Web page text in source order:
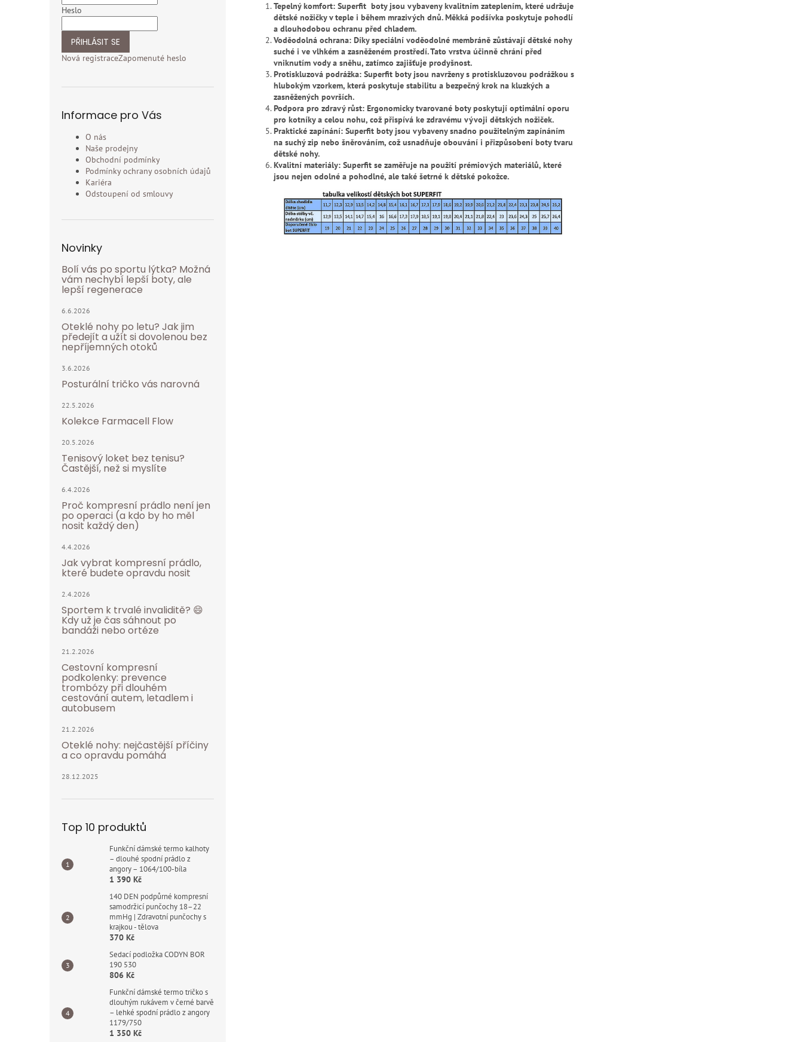
Heslo
PŘIHLÁSIT SE
Nová registraceZapomenuté heslo
Informace pro Vás
O nás
Naše prodejny
Obchodní podmínky
Podmínky ochrany osobních údajů
Kariéra
Odstoupení od smlouvy
Novinky
Bolí vás po sportu lýtka? Možná
vám nechybí lepší boty, ale
lepší regenerace
6.6.2026
Oteklé nohy po letu? Jak jim
předejít a užít si dovolenou bez
nepříjemných otoků
3.6.2026
Posturální tričko vás narovná
22.5.2026
Kolekce Farmacell Flow
20.5.2026
Tenisový loket bez tenisu?
Častější, než si myslíte
6.4.2026
Proč kompresní prádlo není jen
po operaci (a kdo by ho měl
nosit každý den)
4.4.2026
Jak vybrat kompresní prádlo,
které budete opravdu nosit
2.4.2026
Sportem k trvalé invaliditě? 😄
Kdy už je čas sáhnout po
bandáži nebo ortéze
21.2.2026
Cestovní kompresní
podkolenky: prevence
trombózy při dlouhém
cestování autem, letadlem i
autobusem
21.2.2026
Oteklé nohy: nejčastější příčiny
a co opravdu pomáhá
28.12.2025
Top 10 produktů
Funkční dámské termo kalhoty
– dlouhé spodní prádlo z
angory – 1064/100-bíla
1 390 Kč
140 DEN podpůrné kompresní
samodržicí punčochy 18–22
mmHg | Zdravotní punčochy s
krajkou - tělova
370 Kč
Sedací podložka CODYN BOR
190 530
806 Kč
Funkční dámské termo tričko s
dlouhým rukávem v černé barvě
– lehké spodní prádlo z angory
1179/750
1 350 Kč
Tepelný komfort: Superfit boty jsou vybaveny kvalitním zateplením, které udržuje
dětské nožičky v teple i během mrazivých dnů. Měkká podšívka poskytuje pohodlí
a dlouhodobou ochranu před chladem.
Voděodolná ochrana: Díky speciální voděodolné membráně zůstávají dětské nohy
suché i ve vlhkém a zasněženém prostředí. Tato vrstva účinně chrání před
vniknutím vody a sněhu, zatímco zajišťuje prodyšnost.
Protiskluzová podrážka: Superfit boty jsou navrženy s protiskluzovou podrážkou s
hlubokým vzorkem, která poskytuje stabilitu a bezpečný krok na kluzkých a
zasněžených površích.
Podpora pro zdravý růst: Ergonomicky tvarované boty poskytují optimální oporu
pro kotníky a celou nohu, což přispívá ke zdravému vývoji dětských nožiček.
Praktické zapínání: Superfit boty jsou vybaveny snadno použitelným zapínáním
na suchý zip nebo šněrováním, což usnadňuje obouvání i přizpůsobení boty tvaru
dětské nohy.
Kvalitní materiály: Superfit se zaměřuje na použití prémiových materiálů, které
jsou nejen odolné a pohodlné, ale také šetrné k dětské pokožce.